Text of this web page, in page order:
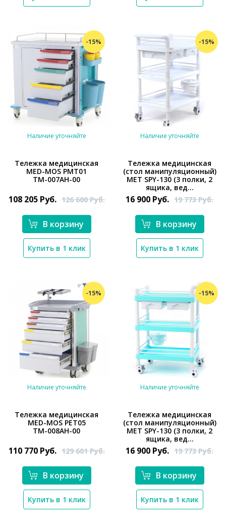
-15%
*}
Наличие уточняйте
Тележка медицинская
MED-MOS РМТ01
ТМ-007АН-00
108 205 Руб. 126 600Руб.
В корзину
Купить в 1 клик
-15%
*}
Наличие уточняйте
Тележка медицинская
(стол манипуляционный)
МЕТ SPY-130 (3 полки, 2
ящика, вед...
16 900 Руб. 19 773Руб.
В корзину
Купить в 1 клик
-15%
*}
Наличие уточняйте
Тележка медицинская
MED-MOS РЕТ05
ТМ-008АН-00
110 770 Руб. 129 601Руб.
В корзину
Купить в 1 клик
-15%
*}
Наличие уточняйте
Тележка медицинская
(стол манипуляционный)
МЕТ SPY-130 (3 полки, 2
ящика, вед...
16 900 Руб. 19 773Руб.
В корзину
Купить в 1 клик